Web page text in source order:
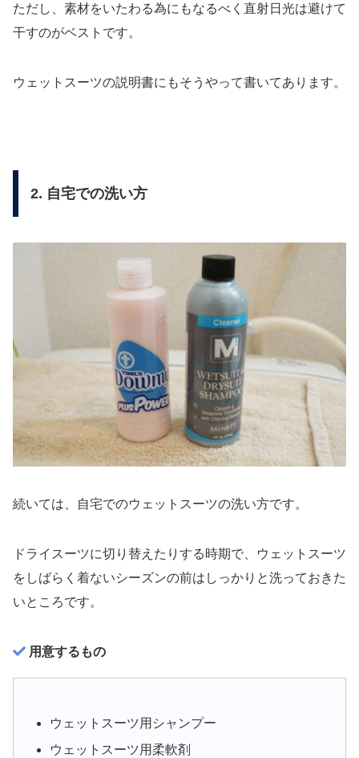
ただし、素材をいたわる為にもなるべく直射日光は避けて
干すのがベストです。
ウェットスーツの説明書にもそうやって書いてあります。
2. 自宅での洗い方
続いては、自宅でのウェットスーツの洗い方です。
ドライスーツに切り替えたりする時期で、ウェットスーツ
をしばらく着ないシーズンの前はしっかりと洗っておきた
いところです。
用意するもの
ウェットスーツ用シャンプー
ウェットスーツ用柔軟剤